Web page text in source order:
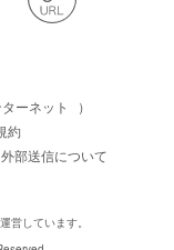
ーネット
）
約
部送信について
営しています。